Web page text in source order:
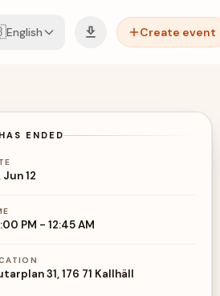
English Create event
ENDED
Jun 12
PM - 12:45 AM
31, 176 71 Kallhäll